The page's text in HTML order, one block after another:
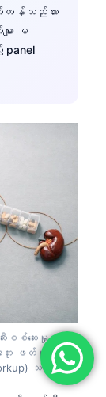
န်သည်လား
ား မ
panel
စစ်ဆေးမှု
အတူ ဖတ်ရှု
သည်